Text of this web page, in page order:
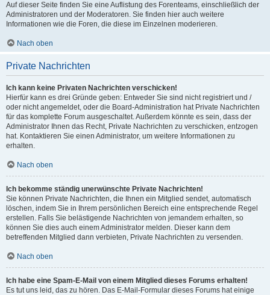
Auf dieser Seite finden Sie eine Auflistung des Forenteams, einschließlich der
Administratoren und der Moderatoren. Sie finden hier auch weitere
Informationen wie die Foren, die diese im Einzelnen moderieren.
Nach oben
Private Nachrichten
Ich kann keine Privaten Nachrichten verschicken!
Hierfür kann es drei Gründe geben: Entweder Sie sind nicht registriert und /
oder nicht angemeldet, oder die Board-Administration hat Private Nachrichten
für das komplette Forum ausgeschaltet. Außerdem könnte es sein, dass der
Administrator Ihnen das Recht, Private Nachrichten zu verschicken, entzogen
hat. Kontaktieren Sie einen Administrator, um weitere Informationen zu
erhalten.
Nach oben
Ich bekomme ständig unerwünschte Private Nachrichten!
Sie können Private Nachrichten, die Ihnen ein Mitglied sendet, automatisch
löschen, indem Sie in Ihrem persönlichen Bereich eine entsprechende Regel
erstellen. Falls Sie belästigende Nachrichten von jemandem erhalten, so
können Sie dies auch einem Administrator melden. Dieser kann dem
betreffenden Mitglied dann verbieten, Private Nachrichten zu versenden.
Nach oben
Ich habe eine Spam-E-Mail von einem Mitglied dieses Forums erhalten!
Es tut uns leid, das zu hören. Das E-Mail-Formular dieses Forums hat einige